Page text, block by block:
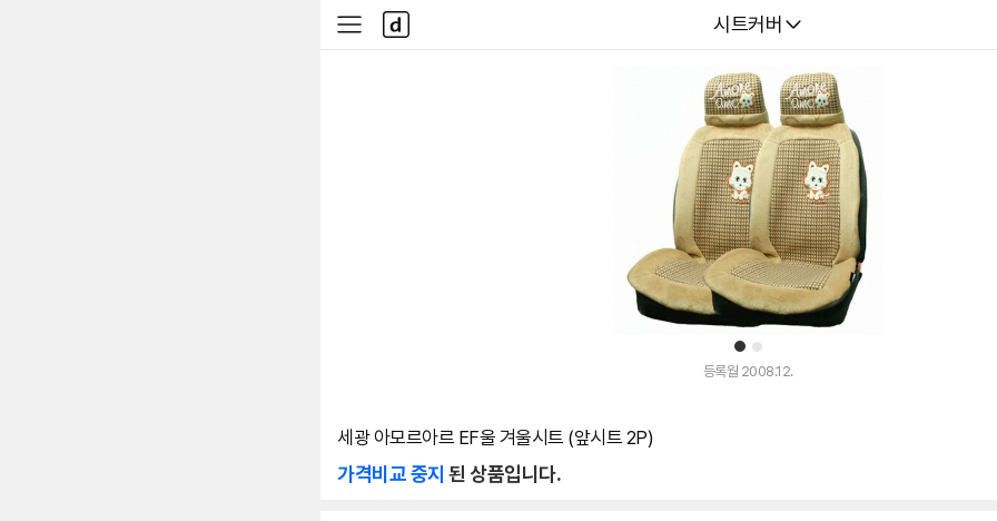
다나와
시트커버
사
이
다
나
와
1 2
등록월 2008.12.
세광 아모르아르 EF울 겨울시트 (앞시트 2P)
가격비교 중지 된 상품입니다.